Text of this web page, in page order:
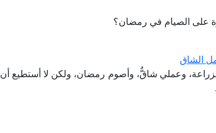
على الصيام في رمضان؟
الشاق
وعملي شاقٌّ، وأصوم رمضان، ولكن لا أستطيع أن